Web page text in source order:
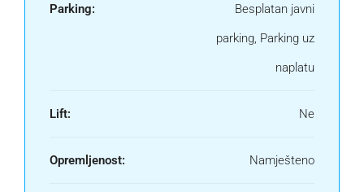
Parking:
Besplatan javni
parking, Parking uz
naplatu
Lift: Ne
Opremljenost: Namješteno